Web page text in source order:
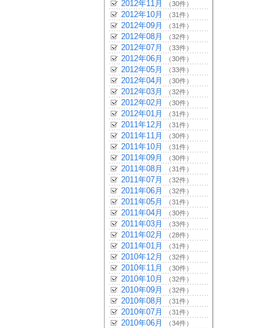
2012年11月 （30件）
2012年10月 （31件）
2012年09月 （31件）
2012年08月 （32件）
2012年07月 （33件）
2012年06月 （30件）
2012年05月 （33件）
2012年04月 （30件）
2012年03月 （32件）
2012年02月 （30件）
2012年01月 （31件）
2011年12月 （31件）
2011年11月 （30件）
2011年10月 （31件）
2011年09月 （30件）
2011年08月 （31件）
2011年07月 （32件）
2011年06月 （32件）
2011年05月 （31件）
2011年04月 （30件）
2011年03月 （33件）
2011年02月 （28件）
2011年01月 （31件）
2010年12月 （32件）
2010年11月 （30件）
2010年10月 （32件）
2010年09月 （32件）
2010年08月 （31件）
2010年07月 （31件）
2010年06月 （34件）